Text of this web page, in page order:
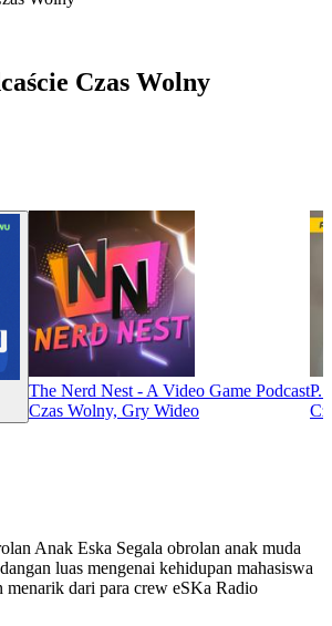
Czas Wolny
The Nerd Nest - A Video Game Podcast
Czas Wolny, Gry Wideo
Anak Eska Segala obrolan anak muda
luas mengenai kehidupan mahasiswa
menarik dari para crew eSKa Radio